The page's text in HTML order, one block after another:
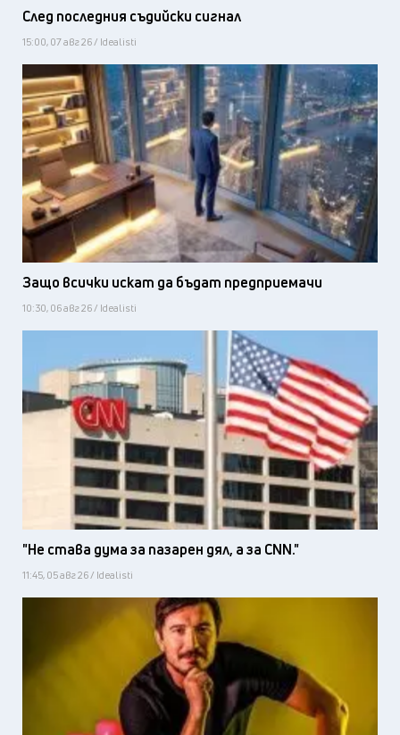
След последния съдийски сигнал
15:00, 07 авг 26 / Idealisti
Защо всички искат да бъдат предприемачи
10:30, 06 авг 26 / Idealisti
"Не става дума за пазарен дял, а за CNN."
11:45, 05 авг 26 / Idealisti